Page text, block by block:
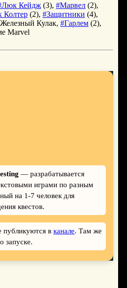
Кейдж (3), #Марвел (2),
Колтер (2), #Защитники (4),
Кулак, #Гарлем (2),
Marvel
— разрабатывается
играми по разным
на 1-7 человек для
квестов.
публикуются в канале. Там же
запуске.